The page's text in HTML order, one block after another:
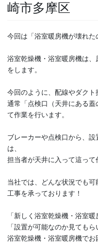
崎市多摩区
今回は「浴室暖房機が壊れた
浴室乾燥機・浴室暖房機は
をします。
今回のように、配線やダクト
通常「点検口（天井にある
て作業を行います。
ブレーカーや点検口から、
は、
担当者が天井に入って這って
当社では、どんな状況でも
工事を承っております！
「新しく浴室乾燥機・浴室暖
「設置が可能なのか見てもら
浴室乾燥機・浴室暖房機で